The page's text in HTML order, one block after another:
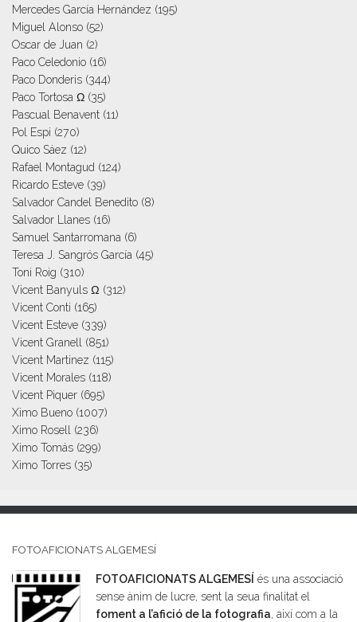
Mercedes García Hernández (195)
Miguel Alonso (52)
Oscar de Juan (2)
Paco Celedonio (16)
Paco Donderis (344)
Paco Tortosa Ω (35)
Pascual Benavent (11)
Pol Espi (270)
Quico Sáez (12)
Rafael Montagud (124)
Ricardo Esteve (39)
Salvador Candel Benedito (8)
Salvador Llanes (16)
Samuel Santarromana (6)
Teresa J. Sangrós García (45)
Toni Roig (310)
Vicent Banyuls Ω (312)
Vicent Conti (165)
Vicent Esteve (339)
Vicent Granell
(851)
Vicent Martinez (115)
Vicent Morales (118)
Vicent Piquer (695)
Ximo Bueno (1007)
Ximo Rosell
(236)
Ximo Tomás (299)
Ximo Torres (35)
FOTOAFICIONATS ALGEMESÍ
FOTOAFICIONATS ALGEMESÍ és una associació
sense ànim de lucre, sent la seua finalitat el
foment a l’afició de la fotografia, així com a la